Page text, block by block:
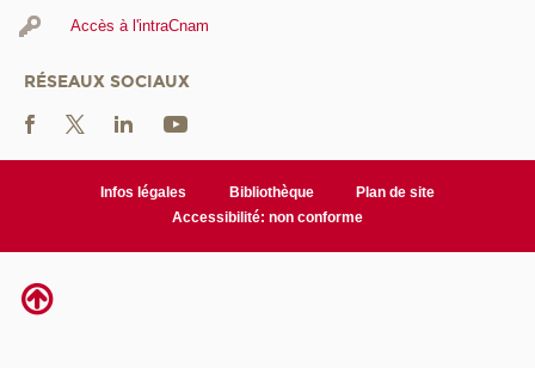
Accès à l'intraCnam
RÉSEAUX SOCIAUX
Infos légales Bibliothèque
Plan de site
Accessibilité: non conforme